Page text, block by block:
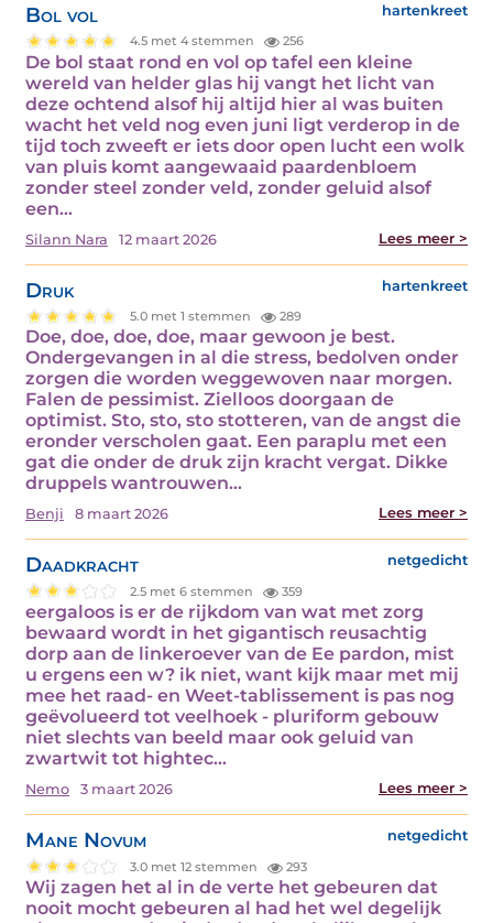
Bol vol hartenkreet
4.5 met 4 stemmen 256
De bol staat rond en vol op tafel een kleine
wereld van helder glas hij vangt het licht van
deze ochtend alsof hij altijd hier al was buiten
wacht het veld nog even juni ligt verderop in de
tijd toch zweeft er iets door open lucht een wolk
van pluis komt aangewaaid paardenbloem
zonder steel zonder veld, zonder geluid alsof
een…
Silann Nara 12 maart 2026 Lees meer >
Druk hartenkreet
5.0 met 1 stemmen 289
Doe, doe, doe, doe, maar gewoon je best.
Ondergevangen in al die stress, bedolven onder
zorgen die worden weggewoven naar morgen.
Falen de pessimist. Zielloos doorgaan de
optimist. Sto, sto, sto stotteren, van de angst die
eronder verscholen gaat. Een paraplu met een
gat die onder de druk zijn kracht vergat. Dikke
druppels wantrouwen…
Benji 8 maart 2026 Lees meer >
Daadkracht netgedicht
2.5 met 6 stemmen 359
eergaloos is er de rijkdom van wat met zorg
bewaard wordt in het gigantisch reusachtig
dorp aan de linkeroever van de Ee pardon, mist
u ergens een w? ik niet, want kijk maar met mij
mee het raad- en Weet-tablissement is pas nog
geëvolueerd tot veelhoek - pluriform gebouw
niet slechts van beeld maar ook geluid van
zwartwit tot hightec…
Nemo 3 maart 2026 Lees meer >
Mane Novum netgedicht
3.0 met 12 stemmen 293
Wij zagen het al in de verte het gebeuren dat
nooit mocht gebeuren al had het wel degelijk